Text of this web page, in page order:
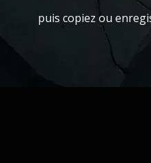
puis copiez ou